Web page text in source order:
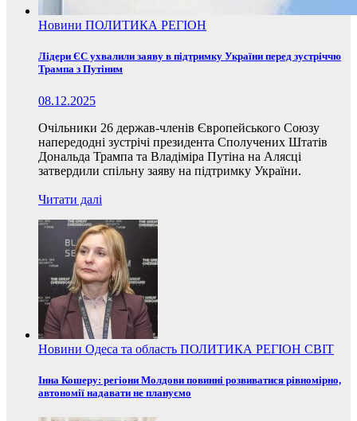
Новини ПОЛИТИКА РЕГІОН
Лідери ЄС ухвалили заяву в підтримку України перед зустріччю
Трампа з Путіним
08.12.2025
Очільники 26 держав-членів Європейського Союзу
напередодні зустрічі президента Сполучених Штатів
Дональда Трампа та Владіміра Путіна на Алясці
затвердили спільну заяву на підтримку України.
Читати далі
Новини Одеса та область ПОЛИТИКА РЕГІОН СВІТ
Інна Кошеру: регіони Молдови повинні розвиватися рівномірно,
автономії надавати не плануємо